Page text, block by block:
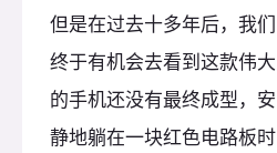
但是在过去十多年后，我们
终于有机会去看到这款伟大
的手机还没有最终成型，安
静地躺在一块红色电路板时